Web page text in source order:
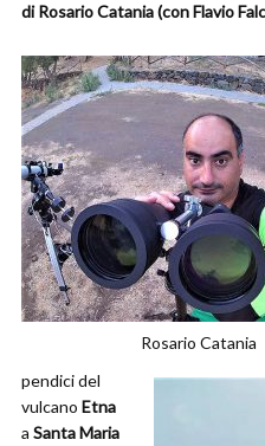
di Rosario Catania (con Flavio
Rosario Catania
pendici del
vulcano Etna
a Santa Maria